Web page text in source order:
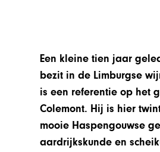
Een kleine tien jaar
bezit in de Limburgse
is een referentie op het
Colemont. Hij is hier
mooie Haspengouwse
aardrijkskunde en